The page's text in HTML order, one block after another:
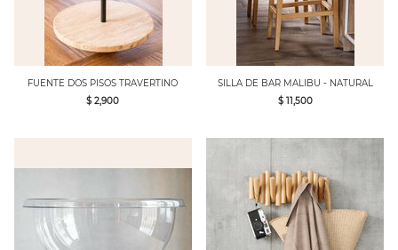
FUENTE DOS PISOS TRAVERTINO
$ 2,900
SILLA DE BAR MALIBU - NATURAL
$ 11,500